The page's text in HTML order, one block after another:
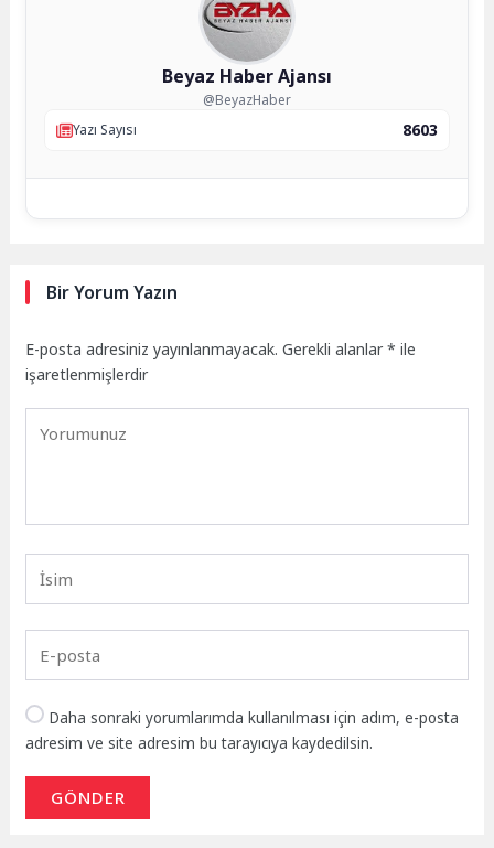
Beyaz Haber Ajansı
@BeyazHaber
Yazı Sayısı
8603
Bir Yorum Yazın
E-posta adresiniz yayınlanmayacak. Gerekli alanlar* ile
işaretlenmişlerdir
Daha sonraki yorumlarımda kullanılması için adım, e-posta
adresim ve site adresim bu tarayıcıya kaydedilsin.
GÖNDER